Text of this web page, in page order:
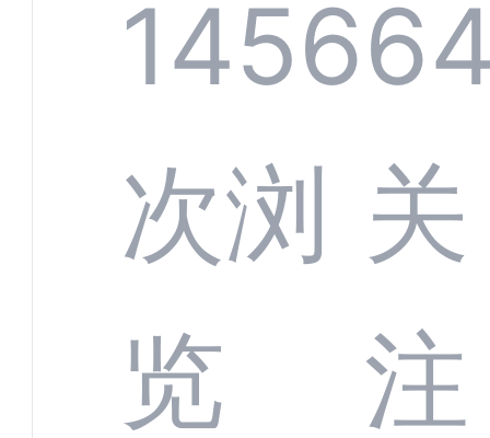
增长与
数字化
全渠道
数据对
1456
次浏
览
关
注